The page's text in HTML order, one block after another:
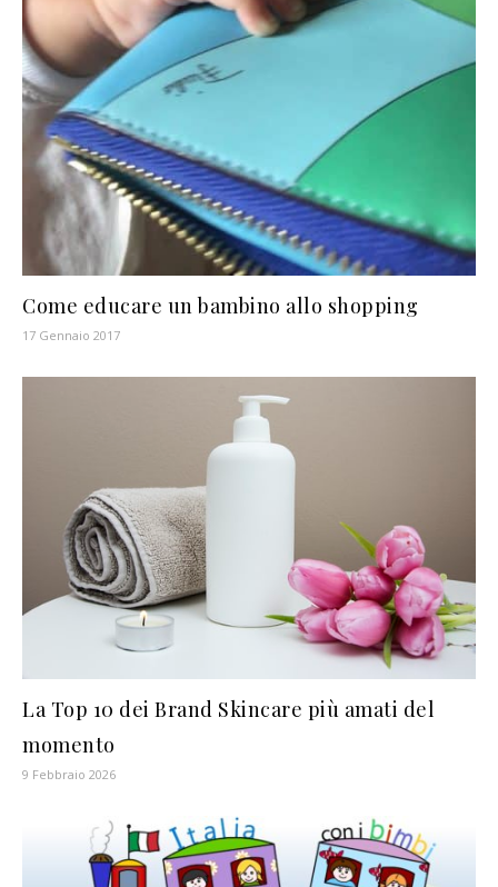
Come educare un bambino allo shopping
17 Gennaio 2017
La Top 10 dei Brand Skincare più amati del
momento
9 Febbraio 2026